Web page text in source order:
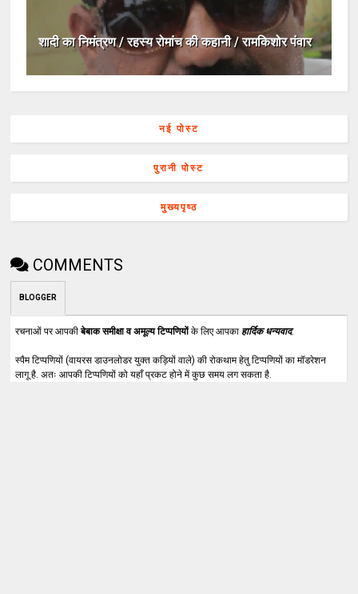
शादी का निमंत्रण / रहस्य रोमांच की कहानी / रामकिशोर पंवार
नई पोस्ट
पुरानी पोस्ट
मुख्यपृष्ठ
COMMENTS
BLOGGER
रचनाओं पर आपकीबेबाक समीक्षा व अमूल्य टिप्पणियोंके लिए आपका हार्दिक धन्यवाद.
स्पैम टिप्पणियों (वायरस डाउनलोडर युक्त कड़ियों वाले) की रोकथाम हेतु टिप्पणियों का मॉडरेशन
लागू है. अतः आपकी टिप्पणियों को यहाँ प्रकट होने में कुछ समय लग सकता है.